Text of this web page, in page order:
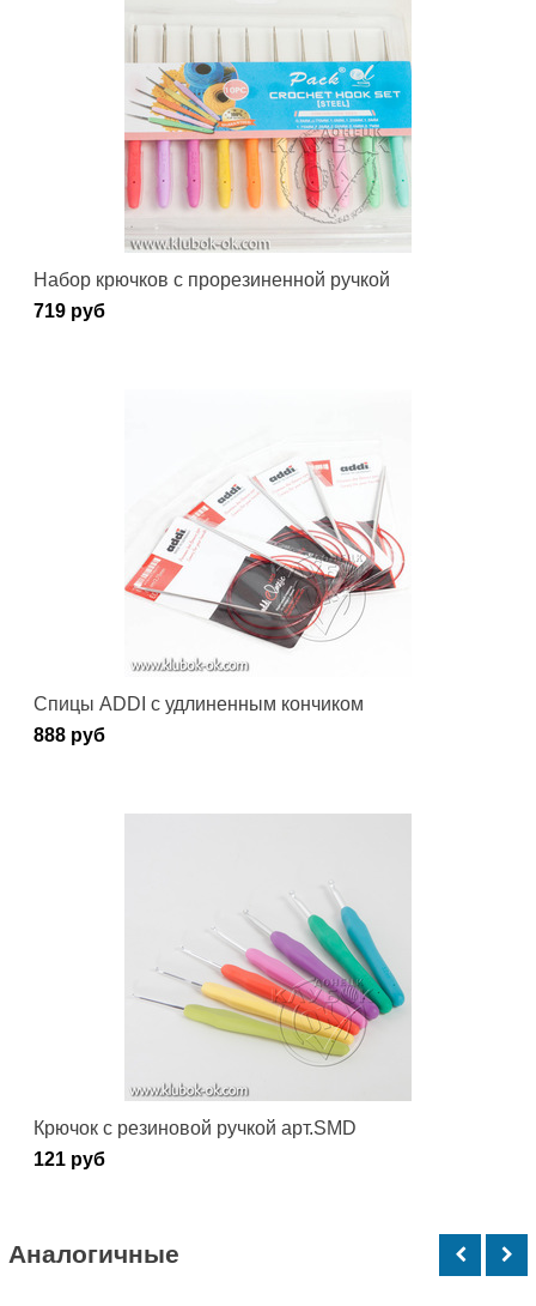
Набор крючков с прорезиненной ручкой
719 руб
Спицы ADDI c удлиненным кончиком
888 руб
Крючок с резиновой ручкой арт.SMD
121 руб
Аналогичные